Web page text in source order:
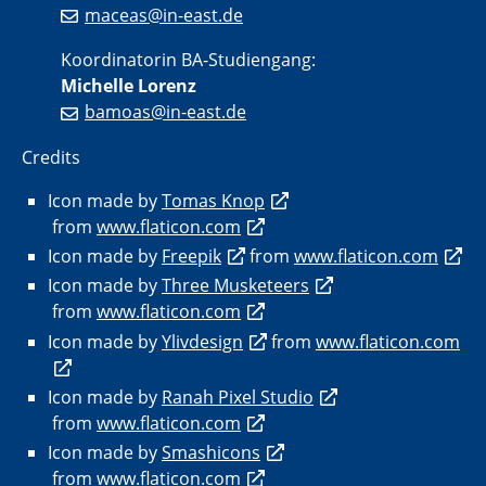
maceas@in-east.de
Koordinatorin BA-Studiengang:
Michelle Lorenz
bamoas@in-east.de
Credits
Icon made byTomas Knop
from www.flaticon.com
Icon made by Freepik from www.flaticon.com
Icon made byThree Musketeers
from www.flaticon.com
Icon made byYlivdesign from www.flaticon.com
Icon made by Ranah Pixel Studio
from www.flaticon.com
Icon made bySmashicons
from www.flaticon.com